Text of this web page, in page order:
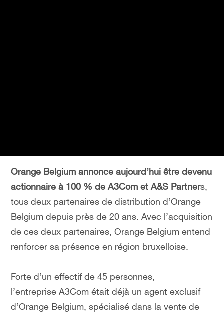
Orange Belgium annonce aujourd’hui être devenu
actionnaire à 100 % de A3Com et A&S Partners,
tous deux partenaires de distribution d’Orange
Belgium depuis près de 20 ans. Avec l’acquisition
de ces deux partenaires, Orange Belgium entend
renforcer sa présence en région bruxelloise.
Forte d’un effectif de 45 personnes,
l’entreprise A3Com était déjà un agent exclusif
d’Orange Belgium, spécialisé dans la vente de